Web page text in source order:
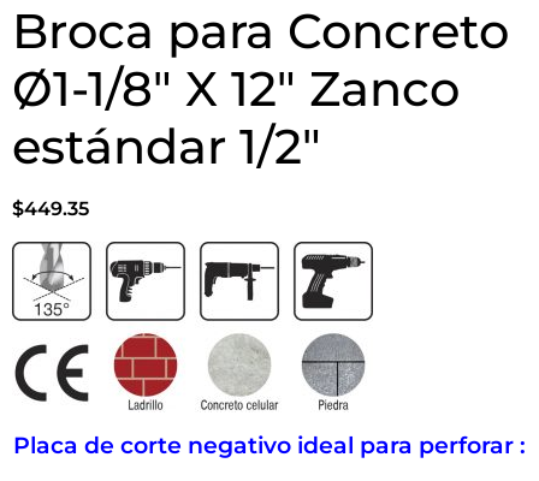
Broca para Concreto
Ø1-1/8″ X 12″ Zanco
estándar 1/2″
$449.35
Placa de corte negativo ideal para perforar :